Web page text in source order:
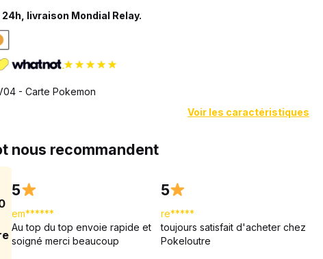
livraison Mondial Relay.
- Carte Pokemon
Voir les caractéristiques
nous recommandent
5
em******
Au top du top envoie rapide et
soigné merci beaucoup
5
re*****
toujours satisfait d'acheter chez
Pokeloutre